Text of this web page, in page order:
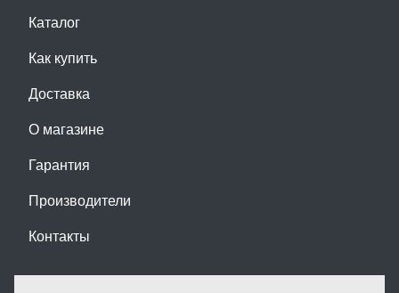
Каталог
Как купить
Доставка
О магазине
Гарантия
Производители
Контакты